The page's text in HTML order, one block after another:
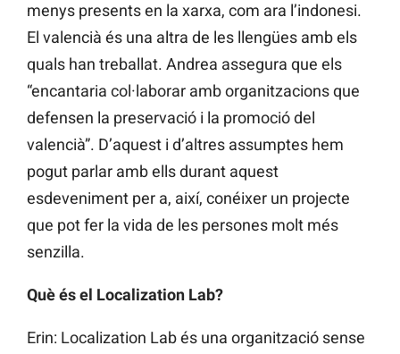
menys presents en la xarxa, com ara l’indonesi.
El valencià és una altra de les llengües amb els
quals han treballat. Andrea assegura que els
“encantaria col·laborar amb organitzacions que
defensen la preservació i la promoció del
valencià”. D’aquest i d’altres assumptes hem
pogut parlar amb ells durant aquest
esdeveniment per a, així, conéixer un projecte
que pot fer la vida de les persones molt més
senzilla.
Què és el Localization Lab?
Erin: Localization Lab és una organització sense